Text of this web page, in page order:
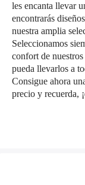
les encanta llevar
encontrarás
nuestra amplia
Seleccionamos
confort de
pueda llevarlos a
Consigue ahora
precio y recuerda,